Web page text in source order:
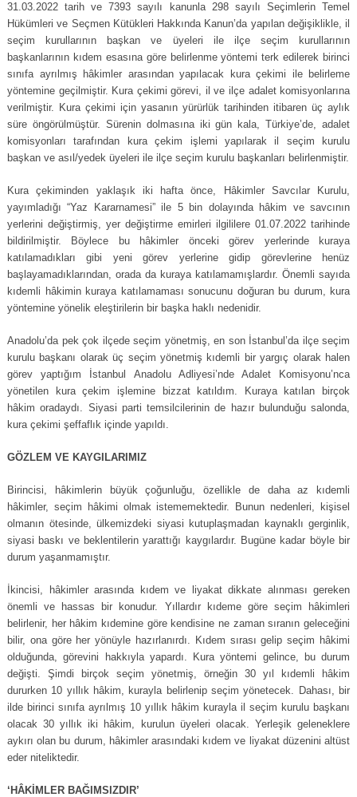
31.03.2022 tarih ve 7393 sayılı kanunla 298 sayılı Seçimlerin Temel
Hükümleri ve Seçmen Kütükleri Hakkında Kanun’da yapılan değişiklikle, il
seçim kurullarının başkan ve üyeleri ile ilçe seçim kurullarının
başkanlarının kıdem esasına göre belirlenme yöntemi terk edilerek birinci
sınıfa ayrılmış hâkimler arasından yapılacak kura çekimi ile belirleme
yöntemine geçilmiştir. Kura çekimi görevi, il ve ilçe adalet komisyonlarına
verilmiştir. Kura çekimi için yasanın yürürlük tarihinden itibaren üç aylık
süre öngörülmüştür. Sürenin dolmasına iki gün kala, Türkiye’de, adalet
komisyonları tarafından kura çekim işlemi yapılarak il seçim kurulu
başkan ve asıl/yedek üyeleri ile ilçe seçim kurulu başkanları belirlenmiştir.
Kura çekiminden yaklaşık iki hafta önce, Hâkimler Savcılar Kurulu,
yayımladığı “Yaz Kararnamesi” ile 5 bin dolayında hâkim ve savcının
yerlerini değiştirmiş, yer değiştirme emirleri ilgililere 01.07.2022 tarihinde
bildirilmiştir. Böylece bu hâkimler önceki görev yerlerinde kuraya
katılamadıkları gibi yeni görev yerlerine gidip görevlerine henüz
başlayamadıklarından, orada da kuraya katılamamışlardır. Önemli sayıda
kıdemli hâkimin kuraya katılamaması sonucunu doğuran bu durum, kura
yöntemine yönelik eleştirilerin bir başka haklı nedenidir.
Anadolu’da pek çok ilçede seçim yönetmiş, en son İstanbul’da ilçe seçim
kurulu başkanı olarak üç seçim yönetmiş kıdemli bir yargıç olarak halen
görev yaptığım İstanbul Anadolu Adliyesi’nde Adalet Komisyonu’nca
yönetilen kura çekim işlemine bizzat katıldım. Kuraya katılan birçok
hâkim oradaydı. Siyasi parti temsilcilerinin de hazır bulunduğu salonda,
kura çekimi şeffaflık içinde yapıldı.
GÖZLEM VE KAYGILARIMIZ
Birincisi, hâkimlerin büyük çoğunluğu, özellikle de daha az kıdemli
hâkimler, seçim hâkimi olmak istememektedir. Bunun nedenleri, kişisel
olmanın ötesinde, ülkemizdeki siyasi kutuplaşmadan kaynaklı gerginlik,
siyasi baskı ve beklentilerin yarattığı kaygılardır. Bugüne kadar böyle bir
durum yaşanmamıştır.
İkincisi, hâkimler arasında kıdem ve liyakat dikkate alınması gereken
önemli ve hassas bir konudur. Yıllardır kıdeme göre seçim hâkimleri
belirlenir, her hâkim kıdemine göre kendisine ne zaman sıranın geleceğini
bilir, ona göre her yönüyle hazırlanırdı. Kıdem sırası gelip seçim hâkimi
olduğunda, görevini hakkıyla yapardı. Kura yöntemi gelince, bu durum
değişti. Şimdi birçok seçim yönetmiş, örneğin 30 yıl kıdemli hâkim
dururken 10 yıllık hâkim, kurayla belirlenip seçim yönetecek. Dahası, bir
ilde birinci sınıfa ayrılmış 10 yıllık hâkim kurayla il seçim kurulu başkanı
olacak 30 yıllık iki hâkim, kurulun üyeleri olacak. Yerleşik geleneklere
aykırı olan bu durum, hâkimler arasındaki kıdem ve liyakat düzenini altüst
eder niteliktedir.
‘HÂKİMLER BAĞIMSIZDIR’